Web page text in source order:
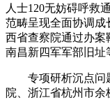
人士120无妨碍呼救
范畴呈现全面协调成
西省查察院通过办案
南昌新四军军部旧址
专项研析沉点问题
院、浙江省杭州市